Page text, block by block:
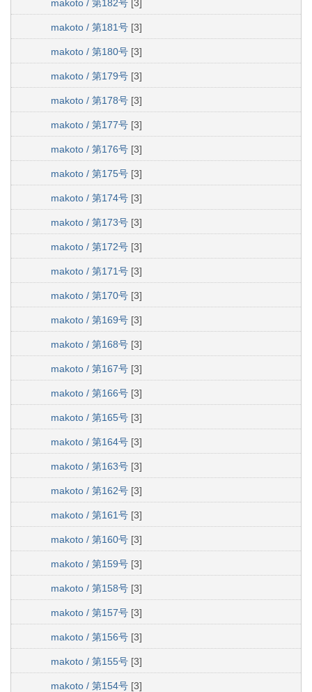
makoto / 第182号 [3]
makoto / 第181号 [3]
makoto / 第180号 [3]
makoto / 第179号 [3]
makoto / 第178号 [3]
makoto / 第177号 [3]
makoto / 第176号 [3]
makoto / 第175号 [3]
makoto / 第174号 [3]
makoto / 第173号 [3]
makoto / 第172号 [3]
makoto / 第171号 [3]
makoto / 第170号 [3]
makoto / 第169号 [3]
makoto / 第168号 [3]
makoto / 第167号 [3]
makoto / 第166号 [3]
makoto / 第165号 [3]
makoto / 第164号 [3]
makoto / 第163号 [3]
makoto / 第162号 [3]
makoto / 第161号 [3]
makoto / 第160号 [3]
makoto / 第159号 [3]
makoto / 第158号 [3]
makoto / 第157号 [3]
makoto / 第156号 [3]
makoto / 第155号 [3]
makoto / 第154号 [3]